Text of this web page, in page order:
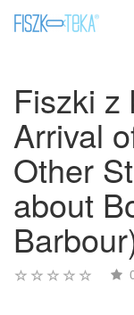
Fiszki z
Arrival
Other
about